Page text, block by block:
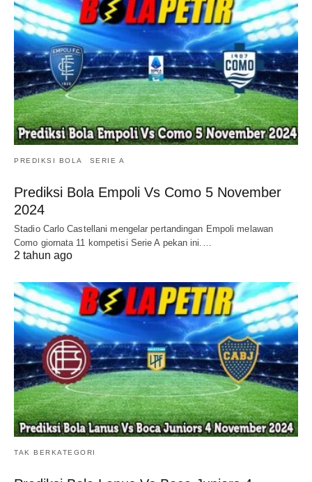
PREDIKSI BOLA SERIE A
Prediksi Bola Empoli Vs Como 5 November
2024
Stadio Carlo Castellani mengelar pertandingan Empoli melawan
Como giornata 11 kompetisi Serie A pekan ini.…
2 tahun ago
TAK BERKATEGORI